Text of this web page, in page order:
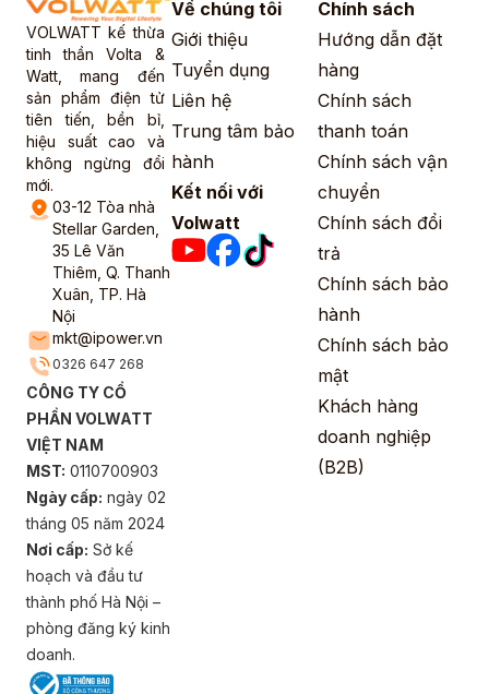
VOLWATT kế thừa
tinh thần Volta &
Watt, mang đến
sản phẩm điện tử
tiên tiến, bền bỉ,
hiệu suất cao và
không ngừng đổi
mới.
03-12 Tòa nhà
Stellar Garden,
35 Lê Văn
Thiêm, Q. Thanh
Xuân, TP. Hà
Nội
mkt@ipower.vn
0326 647 268
CÔNG TY CỔ
PHẦN VOLWATT
VIỆT NAM
MST: 0110700903
Ngày cấp: ngày 02
tháng 05 năm 2024
Nơi cấp: Sở kế
hoạch và đầu tư
thành phố Hà Nội –
phòng đăng ký kinh
doanh.
Về chúng tôi
Giới thiệu
Tuyển dụng
Liên hệ
Trung tâm bảo
hành
Kết nối với
Volwatt
Chính sách
Hướng dẫn đặt
hàng
Chính sách
thanh toán
Chính sách vận
chuyển
Chính sách đổi
trả
Chính sách bảo
hành
Chính sách bảo
mật
Khách hàng
doanh nghiệp
(B2B)